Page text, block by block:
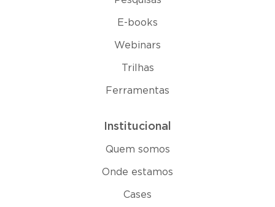
E-books
Webinars
Trilhas
Ferramentas
Institucional
Quem somos
Onde estamos
Cases